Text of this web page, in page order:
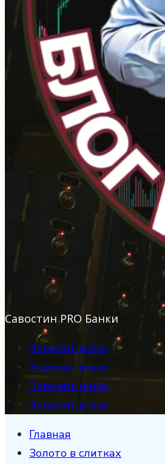
Савостин PRO Банки
Элемент меню
Элемент меню
Элемент меню
Элемент меню
Главная
Золото в слитках